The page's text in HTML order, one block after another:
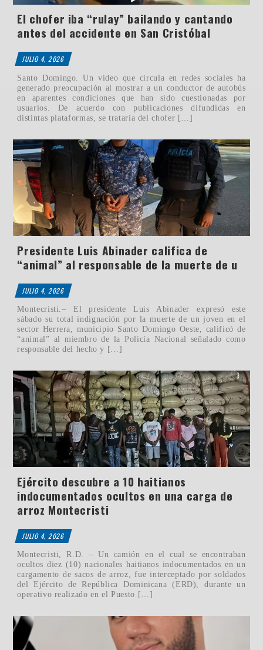
El chofer iba “rulay” bailando y cantando
antes del accidente en San Cristóbal
JULIO 4, 2026
Santo Domingo. Un video que circula en redes sociales ha
generado preocupación al mostrar a un conductor de autobús
en aparentes condiciones que han sido cuestionadas por
usuarios. De acuerdo con publicaciones difundidas en
distintas plataformas, se trataría del chofer […]
Presidente Luis Abinader califica de
“animal” al responsable de la muerte de u
JULIO 4, 2026
Montecristi.– El presidente Luis Abinader expresó este
sábado su total indignación por la muerte de un joven en el
sector Herrera, municipio Santo Domingo Oeste, calificó de
“animal” al miembro de la Policía Nacional señalado como
responsable del hecho y […]
Ejército descubre a 10 haitianos
indocumentados ocultos en una carga de
arroz Montecristi
JULIO 4, 2026
Montecristi, R.D. – Un camión en el cual se encontraban
ocultos diez (10) nacionales haitianos indocumentados en un
cargamento de sacos de arroz, fue interceptado por soldados
del Ejército de República Dominicana (ERD), durante un
operativo realizado en el Puesto […]